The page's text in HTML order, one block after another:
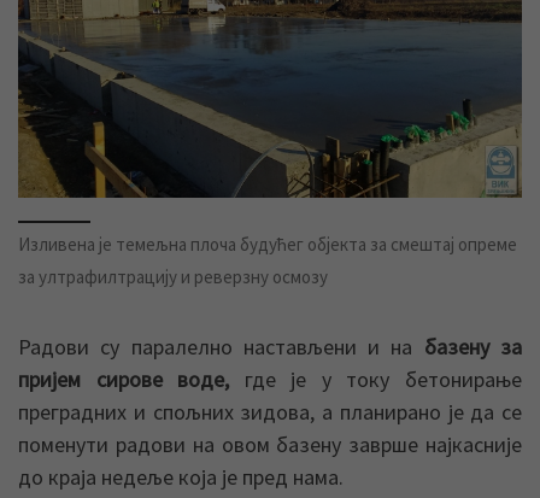
Изливена је темељна плоча будућег објекта за смештај опреме
за ултрафилтрацију и реверзну осмозу
Радови су паралелно настављени и на базену за
пријем сирове воде, где је у току бетонирање
преградних и спољних зидова, а планирано је да се
поменути радови на овом базену заврше најкасније
до краја недеље која је пред нама.